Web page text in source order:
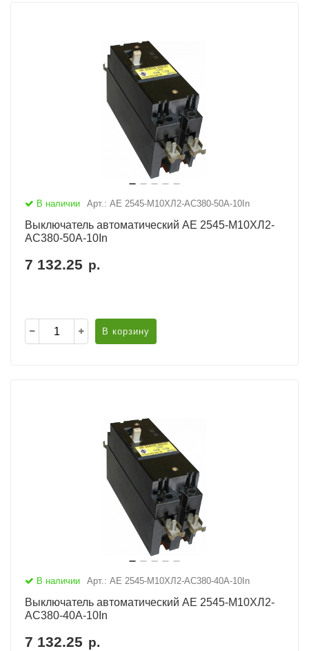
В наличии Арт.: АЕ 2545-М10ХЛ2-AC380-50А-10In
Выключатель автоматический АЕ 2545-М10ХЛ2-
AC380-50А-10In
7 132.25 р.
В корзину
В наличии Арт.: АЕ 2545-М10ХЛ2-AC380-40А-10In
Выключатель автоматический АЕ 2545-М10ХЛ2-
AC380-40А-10In
7 132.25 р.